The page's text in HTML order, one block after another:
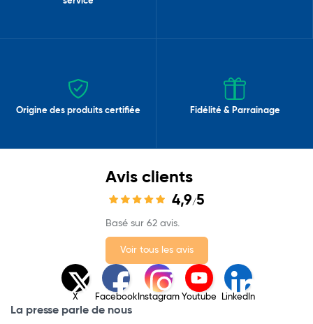
Origine des produits certifiée Fidélité & Parrainage
Avis clients
4,9/5
Basé sur 62 avis.
Voir tous les avis
X Facebook Instagram Youtube LinkedIn
La presse parle de nous